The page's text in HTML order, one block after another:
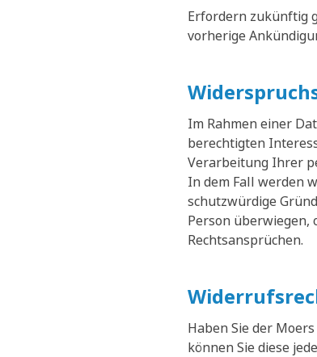
Erfordern zukünftig
vorherige
Im Rahmen einer
berechtigten
Verarbeitung Ihrer
In dem Fall werden
schutzwürdige
Person überwiegen,
Rechtsansprüchen.
Haben Sie der
können Sie diese